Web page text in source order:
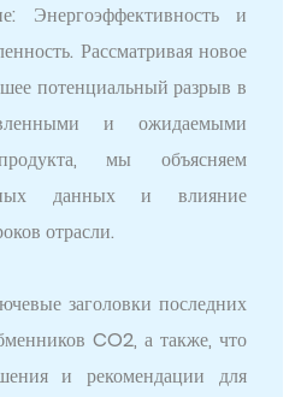
Энергоэффективность и
Рассматривая новое
потенциальный разрыв в
и ожидаемыми
мы объясняем
данных и влияние
отрасли.
заголовки последних
CO2, а также, что
и рекомендации для